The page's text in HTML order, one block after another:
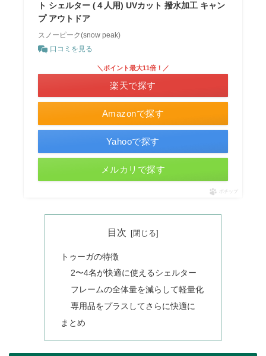
ト シェルター (４人用) UVカット 撥水加工 キャン
プ アウトドア
スノーピーク(snow peak)
口コミを見る
Amazonで探す
＼ポイント最大11倍！／
楽天で探す
Yahooで探す
メルカリで探す
ポチップ
目次
トゥーガの特徴
2〜4名が快適に使えるシェルター
フレームの全体量を減らして軽量化
専用品をプラスしてさらに快適に
まとめ